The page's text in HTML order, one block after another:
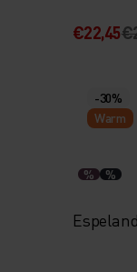
€22,45
-30%
Warm
% %